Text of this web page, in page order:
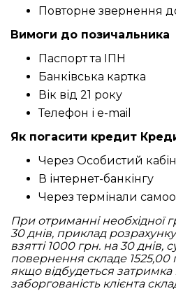
Повторне звернення
Вимоги до позичальника
Паспорт та ІПН
Банківська картка
Вік від 21 року
Телефон і e-mail
Як погасити кредит
Через Особистий
В інтернет-банкінгу
Через термінали
При отриманні необхідної
30 днів, приклад
взятті 1000 грн. на 30 днів,
повернення складе
якщо відбудеться затримка
заборгованість клієнта